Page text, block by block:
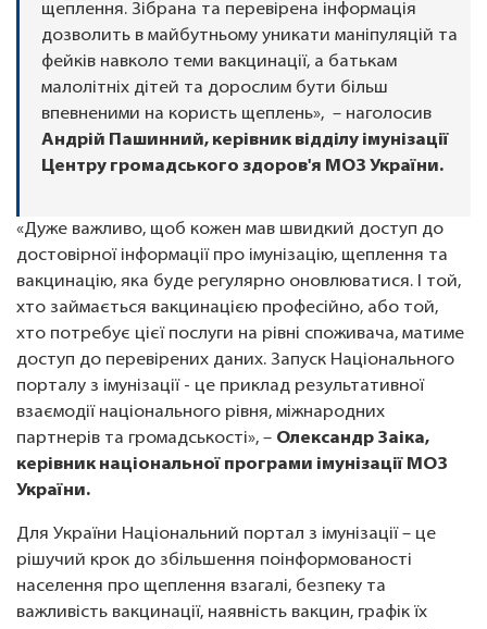
щеплення. Зібрана та перевірена інформація
дозволить в майбутньому уникати маніпуляцій та
фейків навколо теми вакцинації, а батькам
малолітніх дітей та дорослим бути більш
впевненими на користь щеплень», – наголосив
Андрій Пашинний, керівник відділу імунізації
Центру громадського здоров'я МОЗ України.
«Дуже важливо, щоб кожен мав швидкий доступ до
достовірної інформації про імунізацію, щеплення та
вакцинацію, яка буде регулярно оновлюватися. І той,
хто займається вакцинацією професійно, або той,
хто потребує цієї послуги на рівні споживача, матиме
доступ до перевірених даних. Запуск Національного
порталу з імунізації - це приклад результативної
взаємодії національного рівня, міжнародних
партнерів та громадськості», – Олександр Заіка,
керівник національної програми імунізації МОЗ
України.
Для України Національний портал з імунізації – це
рішучий крок до збільшення поінформованості
населення про щеплення взагалі, безпеку та
важливість вакцинації, наявність вакцин, графік їх